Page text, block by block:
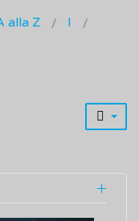
alla Z
I